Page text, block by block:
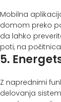
Mobilna
domom preko
da lahko
poti, na
5.
Z naprednimi
delovanja